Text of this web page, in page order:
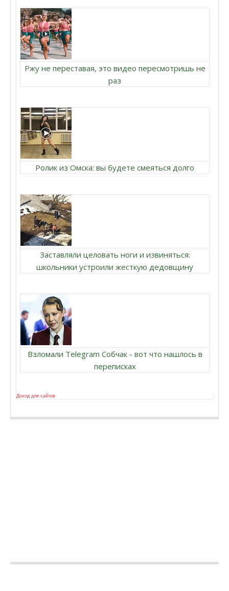
Ржу не переставая, это видео пересмотришь не
раз
Ролик из Омска: вы будете смеяться долго
Заставляли целовать ноги и извиняться:
школьники устроили жесткую дедовщину
Взломали Telegram Собчак - вот что нашлось в
переписках
Доход для сайтов